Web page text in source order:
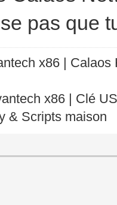
pas que
x86 |
x86 | Clé
& Scripts maison